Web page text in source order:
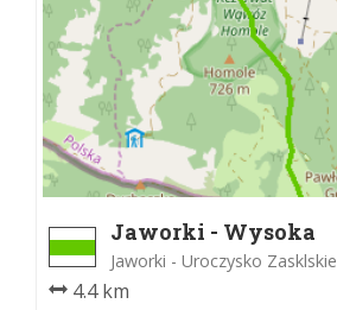
Jaworki - Wysoka
Jaworki - Uroczysko Zasklskie
4.4 km